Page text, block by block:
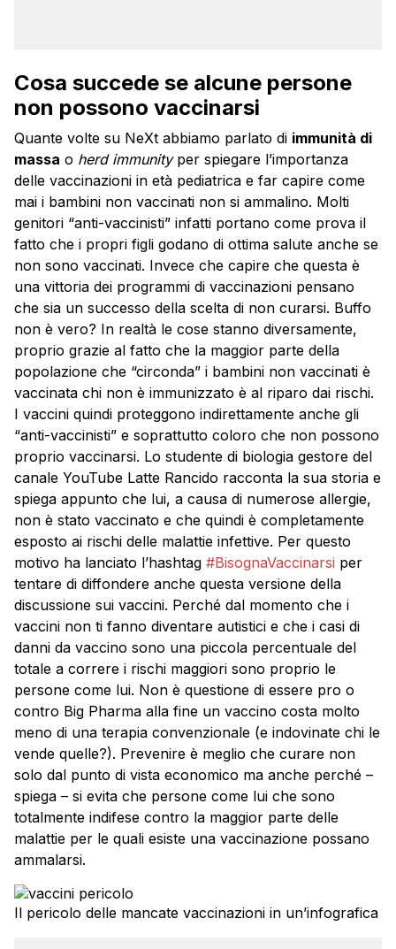
Cosa succede se alcune persone
non possono vaccinarsi
Quante volte su NeXt abbiamo parlato di immunità di
massa o herd immunityper spiegare l’importanza
delle vaccinazioni in età pediatrica e far capire come
mai i bambini non vaccinati non si ammalino. Molti
genitori “anti-vaccinisti” infatti portano come prova il
fatto che i propri figli godano di ottima salute anche se
non sono vaccinati. Invece che capire che questa è
una vittoria dei programmi di vaccinazioni pensano
che sia un successo della scelta di non curarsi. Buffo
non è vero? In realtà le cose stanno diversamente,
proprio grazie al fatto che la maggior parte della
popolazione che “circonda” i bambini non vaccinati è
vaccinata chi non è immunizzato è al riparo dai rischi.
I vaccini quindi proteggono indirettamente anche gli
“anti-vaccinisti” e soprattutto coloro che non possono
proprio vaccinarsi. Lo studente di biologia gestore del
canale YouTube Latte Rancido racconta la sua storia e
spiega appunto che lui, a causa di numerose allergie,
non è stato vaccinato e che quindi è completamente
esposto ai rischi delle malattie infettive. Per questo
motivo ha lanciato l’hashtag #‎BisognaVaccinarsi‬ per
tentare di diffondere anche questa versione della
discussione sui vaccini. Perché dal momento che i
vaccini non ti fanno diventare autistici e che i casi di
danni da vaccino sono una piccola percentuale del
totale a correre i rischi maggiori sono proprio le
persone come lui. Non è questione di essere pro o
contro Big Pharma alla fine un vaccino costa molto
meno di una terapia convenzionale (e indovinate chi le
vende quelle?). Prevenire è meglio che curare non
solo dal punto di vista economico ma anche perché –
spiega – si evita che persone come lui che sono
totalmente indifese contro la maggior parte delle
malattie per le quali esiste una vaccinazione possano
ammalarsi.
Il pericolo delle mancate vaccinazioni in un’infografica